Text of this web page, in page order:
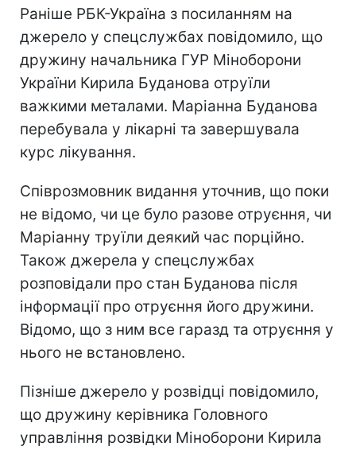
Раніше РБК-Україна з посиланням на
джерело у спецслужбах повідомило, що
дружину начальника ГУР Міноборони
України Кирила Буданова отруїли
важкими металами. Маріанна Буданова
перебувала у лікарні та завершувала
курс лікування.
Співрозмовник видання уточнив, що поки
не відомо, чи це було разове отруєння, чи
Маріанну труїли деякий час порційно.
Також джерела у спецслужбах
розповідали про стан Буданова після
інформації про отруєння його дружини.
Відомо, що з ним все гаразд та отруєння у
нього не встановлено.
Пізніше джерело у розвідці повідомило,
що дружину керівника Головного
управління розвідки Міноборони Кирила